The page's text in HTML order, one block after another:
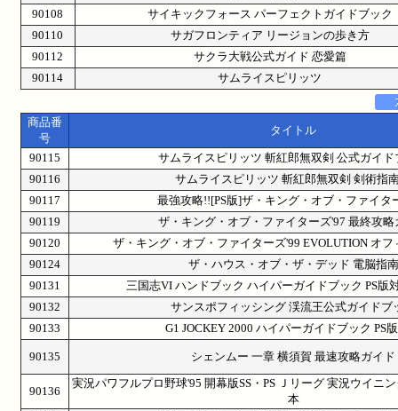
90108
サイキックフォース パーフェクトガイドブック
90110
サガフロンティア リージョンの歩き方
90112
サクラ大戦公式ガイド 恋愛篇
90114
サムライスピリッツ
商品番
号
タイトル
90115
サムライスピリッツ 斬紅郎無双剣 公式ガイド
90116
サムライスピリッツ 斬紅郎無双剣 剣術指
90117
最強攻略!![PS版]ザ・キング・オブ・ファイタ
90119
ザ・キング・オブ・ファイターズ'97 最終攻略
90120
ザ・キング・オブ・ファイターズ'99 EVOLUTION オフ
90124
ザ・ハウス・オブ・ザ・デッド 電脳指南
90131
三国志VI ハンドブック ハイパーガイドブック PS版
90132
サンスポフィッシング 渓流王公式ガイドブ
90133
G1 JOCKEY 2000 ハイパーガイドブック PS
90135 シェンムー 一章 横須賀 最速攻略ガイド
90136
実況パワフルプロ野球'95 開幕版SS・PS Ｊリーグ 実況ウイニ
本